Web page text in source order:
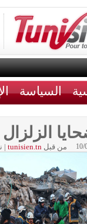
السياسة
الزلزال في
من قبلtunisien.tn
|